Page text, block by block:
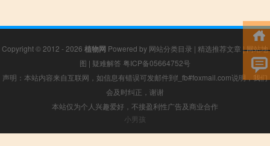
Copyright © 2012 - 2026 植物网 Powered by 网站分类目录 | 精选推荐文章 |网站地
图 | 疑难解答 粤ICP备05664752号
声明：本站内容来自互联网，如信息有错误可发邮件到f_fb#foxmail.com说明，我们
会及时纠正，谢谢
本站仅为个人兴趣爱好，不接盈利性广告及商业合作
小男孩